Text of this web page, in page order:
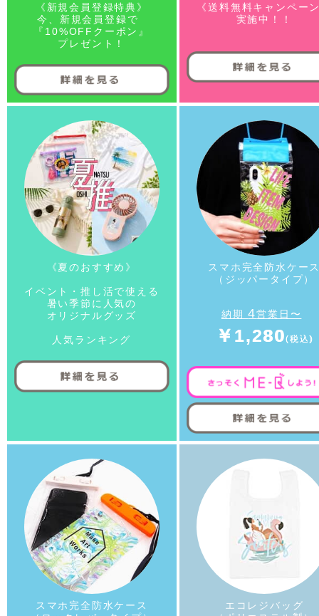
《新規会員登録特典》
今、新規会員登録で
『10%OFFクーポン』
プレゼント！
《送料無料キャンペー
実施中！！
《夏のおすすめ》
イベント・推し活で使える
暑い季節に人気の
オリジナルグッズ
人気ランキング
スマホ完全防水ケー
（ジッパータイプ）
納期4営業日〜
￥1,280
スマホ完全防水ケース
エコレジバッグ